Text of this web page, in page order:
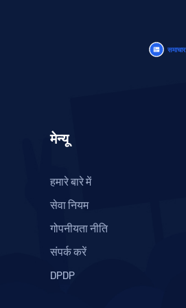
मेन्यू
हमारे बारे में
सेवा नियम
गोपनीयता नीति
संपर्क करें
DPDP